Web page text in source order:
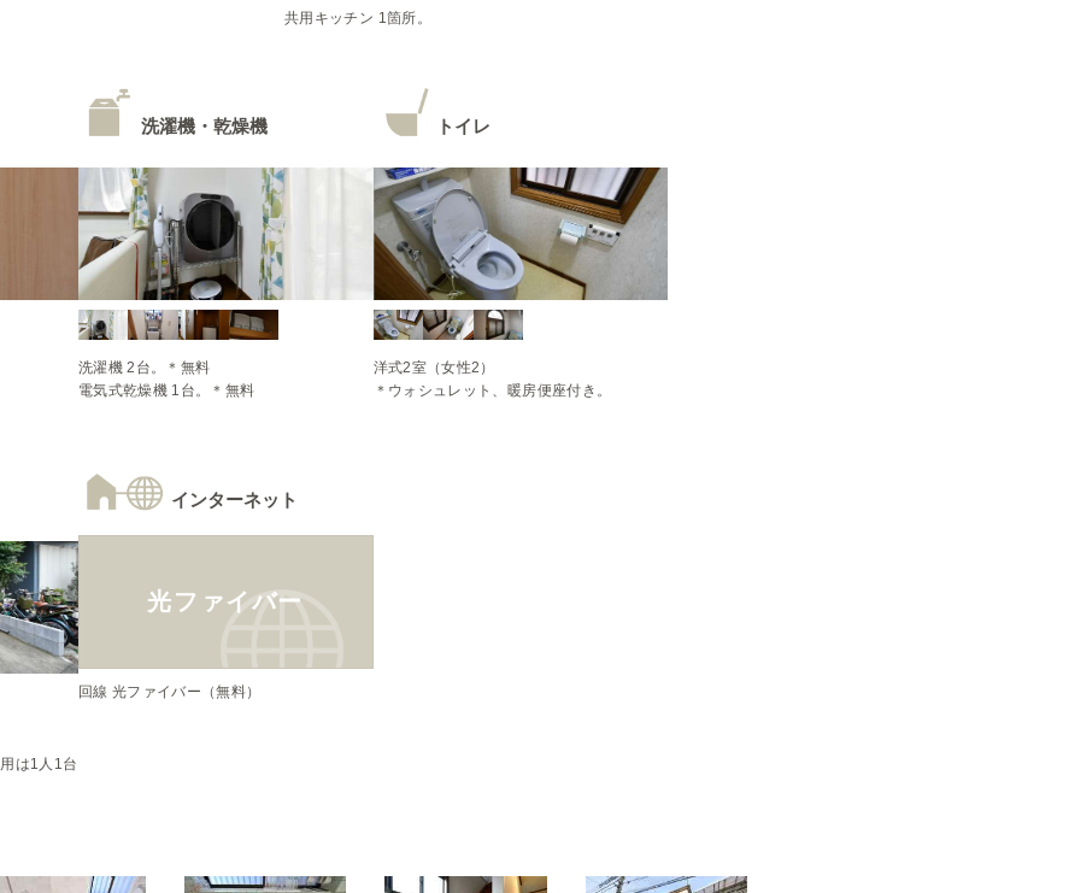
共用キッチン 1箇所。
洗濯機・乾燥機
洗濯機 2台。＊無料
電気式乾燥機 1台。＊無料
トイレ
洋式2室（女性2）
＊ウォシュレット、暖房便座付き。
は1人1台
インターネット
光ファイバー
回線 光ファイバー（無料）